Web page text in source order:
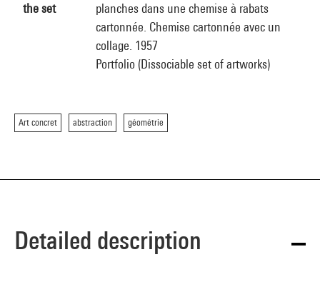
the set
planches dans une chemise à rabats
cartonnée. Chemise cartonnée avec un
collage. 1957
Portfolio (Dissociable set of artworks)
Art concret abstraction géométrie
Detailed description